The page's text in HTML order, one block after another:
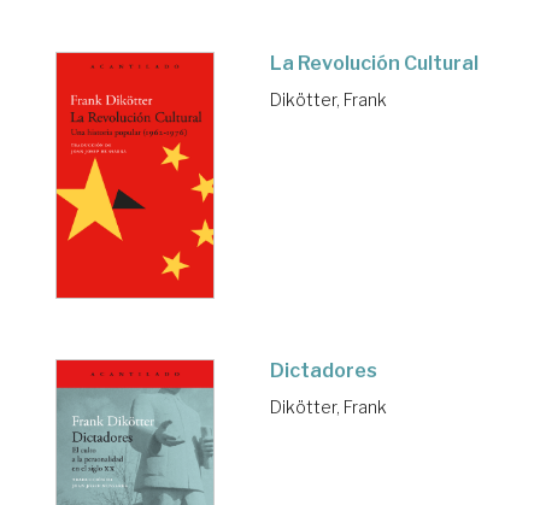
La Revolución Cultural
Dikötter, Frank
Dictadores
Dikötter, Frank